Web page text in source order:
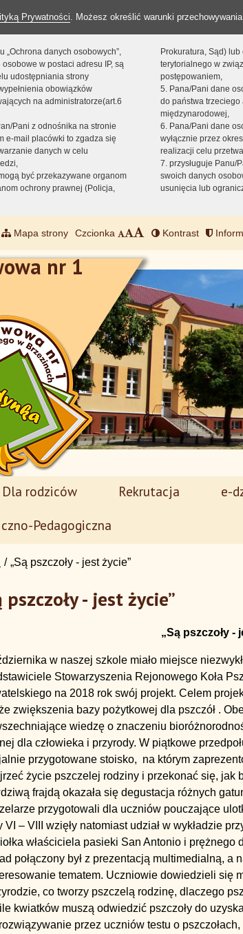
Prywatności. Możesz określić warunki
„Ochrona danych osobowych”,
w postaci adresu IP, są
udostępniania strony
obowiązków
na administratorze(art.6
Pani z odnośnika na stronie
e-mail placówki to zgadza się
danych w celu
być przekazywane organom
ochrony prawnej (Policja,
Prokuratura, Sąd)
terytorialnego w
postępowaniem,
5. Pana/Pani dane
do państwa
międzynarodowej,
6. Pana/Pani dane
wyłącznie przez
realizacji celu
7. przysługuje Panu/
swoich danych
usunięcia lub
Mapa strony Czcionka Kontrast
nr 1
Dla rodziców Rekrutacja e-
Pedagogiczna
„Są pszczoły - jest życie”
pszczoły - jest życie”
„Są pszczoły -
w naszej szkole miało miejsce
Stowarzyszenia Rejonowego Koła
na 2018 rok swój projekt. Celem
zwiększenia bazy pożytkowej dla pszczół .
wiedzę o znaczeniu
dla człowieka i przyrody. W piątkowe
przygotowane stoisko, na którym
życie pszczelej rodziny i przekonać się, jak
frajdą okazała się degustacja różnych
przygotowali dla uczniów pouczające
VI – VIII wzięły natomiast udział w wykładzie
właściciela pasieki San Antonio i prężnego
połączony był z prezentacją multimedialną, a
tematem. Uczniowie dowiedzieli się
co tworzy pszczelą rodzinę, dlaczego
kwiatków muszą odwiedzić pszczoły do
rozwiązywanie przez uczniów testu o